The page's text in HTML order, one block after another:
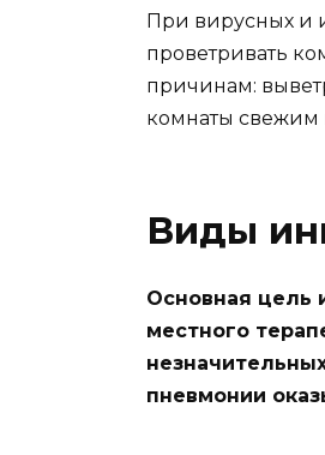
При вирусных и
проветривать
причинам:
комнаты свежим
Виды
Основная цель
местного
пневмонии